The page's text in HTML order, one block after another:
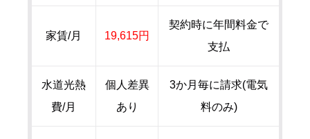
家賃/月 19,615円
契約時に年間料金で
支払
水道光熱
費/月
個人差異
あり
3か月毎に請求(電気
料のみ)